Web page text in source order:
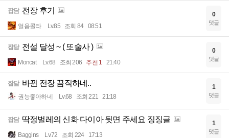
잡담 전장 후기
얼음콜라 Lv.85 조회 84 08:51
0
댓글
잡담 전설 달성 ~ ( 또술사 )
Moncat Lv.68 조회 206 추천 1 21:40
0
댓글
잡담 바뀐 전장 끔직하네..
권능좋아하네 Lv.68 조회 221 21:18
1
댓글
잡담 딱정벌레의 신화 다이아 뒷면 주세요 징징글
Baggins Lv.72 조회 224 17:13
1
댓글